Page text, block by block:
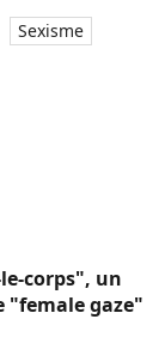
Sexisme
corps", un
"female gaze"